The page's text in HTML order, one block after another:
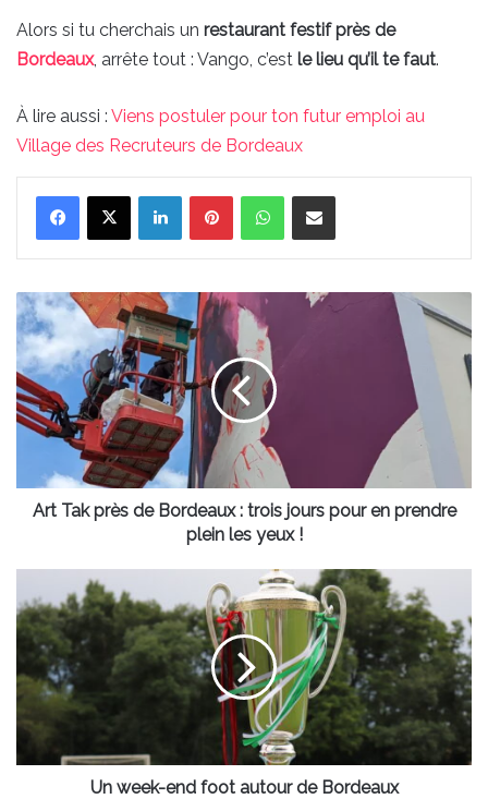
Alors si tu cherchais un restaurant festif près de
Bordeaux, arrête tout : Vango, c’est le lieu qu’il te faut.
À lire aussi : Viens postuler pour ton futur emploi au
Village des Recruteurs de Bordeaux
LinkedinPinterestWhatsAppPartager par email
Art
Tak
près
de
Bordeaux
:
trois
pour
yeux
!
Art Tak près de Bordeaux : trois jours pour en prendre
plein les yeux !
week-
end
foot
autour
de
Bordeaux
Un week-end foot autour de Bordeaux